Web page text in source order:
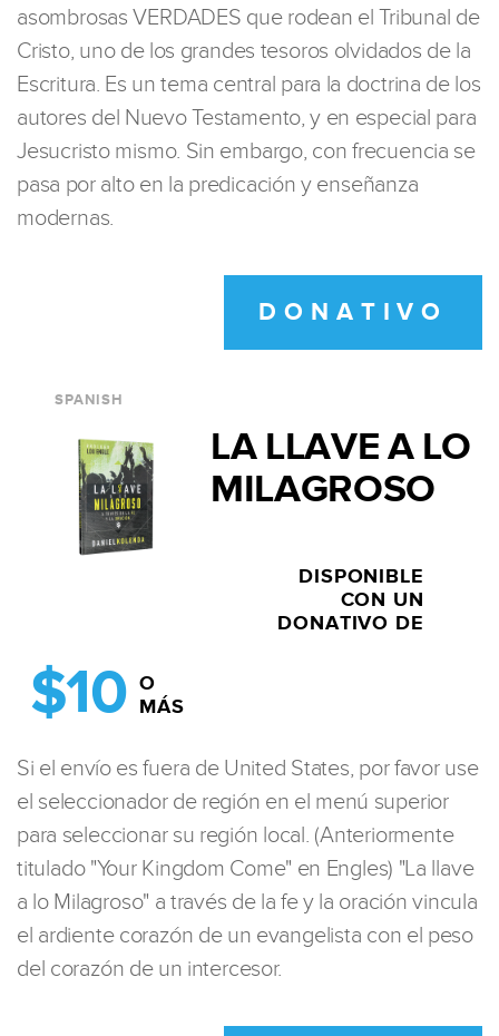
asombrosas VERDADES que rodean el Tribunal de
Cristo, uno de los grandes tesoros olvidados de la
Escritura. Es un tema central para la doctrina de los
autores del Nuevo Testamento, y en especial para
Jesucristo mismo. Sin embargo, con frecuencia se
pasa por alto en la predicación y enseñanza
modernas.
DONATIVO
SPANISH
LA LLAVE A LO
MILAGROSO
DISPONIBLE
CON UN
DONATIVO DE
$10 O
MÁS
Si el envío es fuera de United States, por favor use
el seleccionador de región en el menú superior
para seleccionar su región local. (Anteriormente
titulado "Your Kingdom Come" en Engles) "La llave
a lo Milagroso" a través de la fe y la oración vincula
el ardiente corazón de un evangelista con el peso
del corazón de un intercesor.